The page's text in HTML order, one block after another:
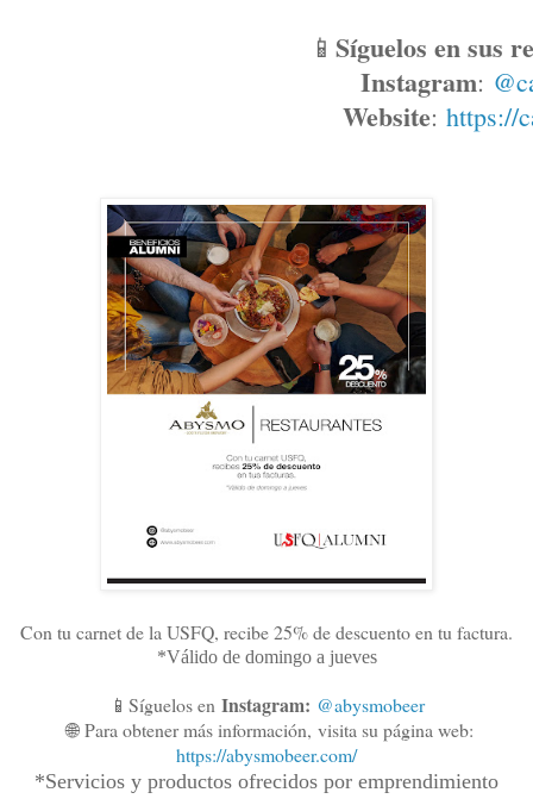
📱 Síguelos en sus
Instagram:
Website: https://
Con tu carnet de la USFQ, recibe 25% de descuento en tu factura.
*Válido de domingo a jueves
📱Síguelos en Instagram: @abysmobeer
🌐Para obtener más información, visita su página web:
https://abysmobeer.com/
*Servicios y productos ofrecidos por emprendimiento